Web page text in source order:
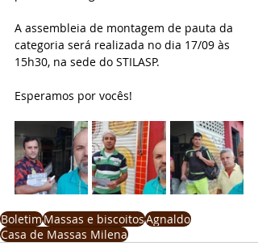
A assembleia de montagem de pauta da
categoria será realizada no dia 17/09 às
15h30, na sede do STILASP.
Esperamos por vocês!
BoletimMassas e biscoitosAgnaldo
Casa de Massas Milena